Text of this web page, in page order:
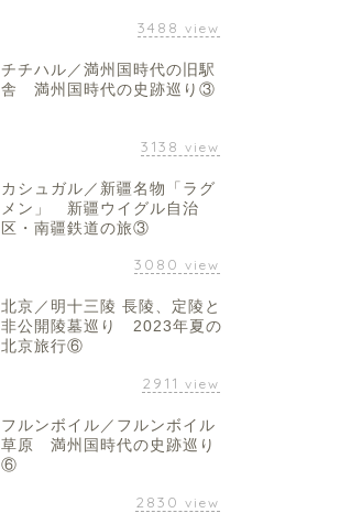
3488 view
チチハル／満州国時代の旧駅
舎 満州国時代の史跡巡り③
3138 view
カシュガル／新疆名物「ラグ
メン」 新疆ウイグル自治
区・南疆鉄道の旅③
3080 view
北京／明十三陵 長陵、定陵と
非公開陵墓巡り 2023年夏の
北京旅行⑥
2911 view
フルンボイル／フルンボイル
草原 満州国時代の史跡巡り
⑥
2830 view